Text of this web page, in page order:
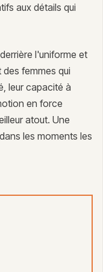
aux détails qui
l'uniforme et
femmes qui
leur capacité à
en force
atout. Une
les moments les